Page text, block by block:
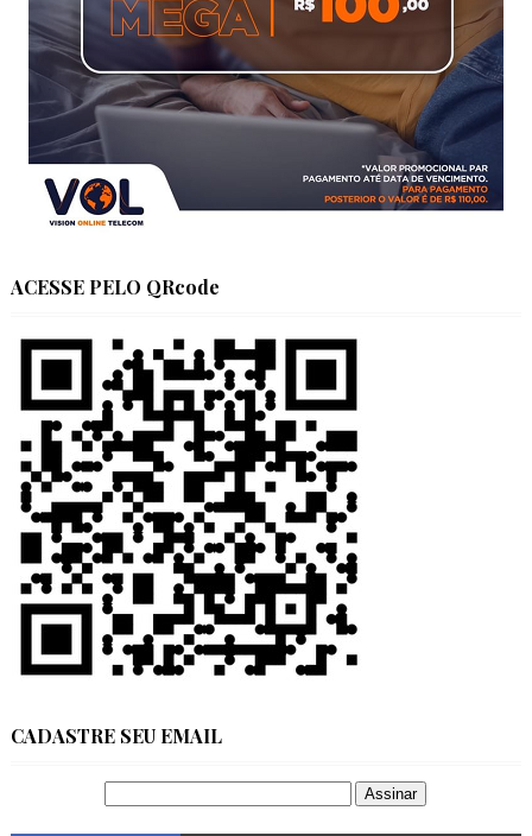
ACESSE PELO QRcode
CADASTRE SEU EMAIL